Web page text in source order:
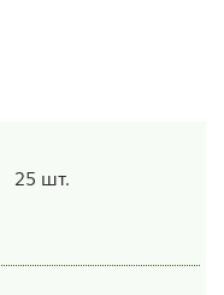
25 шт.